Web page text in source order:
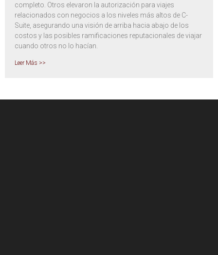
completo. Otros elevaron la autorización para viajes
relacionados con negocios a los niveles más altos de C-
Suite, asegurando una visión de arriba hacia abajo de los
costos y las posibles ramificaciones reputacionales de viajar
cuando otros no lo hacían.
Leer Más >>